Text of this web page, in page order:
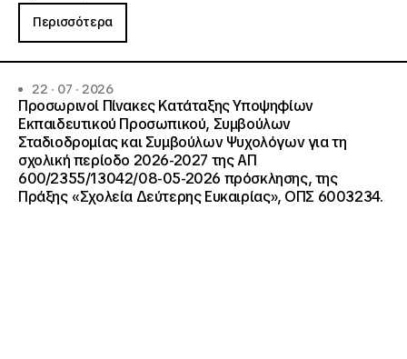
Περισσότερα
22 · 07 · 2026
Προσωρινοί Πίνακες Κατάταξης Υποψηφίων
Εκπαιδευτικού Προσωπικού, Συμβούλων
Σταδιοδρομίας και Συμβούλων Ψυχολόγων για τη
σχολική περίοδο 2026-2027 της ΑΠ
600/2355/13042/08-05-2026 πρόσκλησης, της
Πράξης «Σχολεία Δεύτερης Ευκαιρίας», ΟΠΣ 6003234.